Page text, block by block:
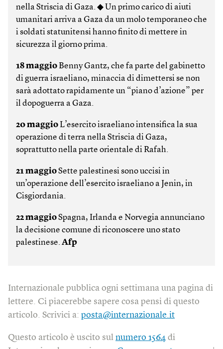
nella Striscia di Gaza. ◆ Un primo carico di aiuti
umanitari arriva a Gaza da un molo temporaneo che
i soldati statunitensi hanno finito di mettere in
sicurezza il giorno prima.
18 maggioBenny Gantz, che fa parte del gabinetto
di guerra israeliano, minaccia di dimettersi se non
sarà adottato rapidamente un “piano d’azione” per
il dopoguerra a Gaza.
20 maggioL’esercito israeliano intensifica la sua
operazione di terra nella Striscia di Gaza,
soprattutto nella parte orientale di Rafah.
21 maggioSette palestinesi sono uccisi in
un’operazione dell’esercito israeliano a Jenin, in
Cis­giordania.
22 maggioSpagna, Irlanda e Norvegia annunciano
la decisione comune di riconoscere uno stato
palestinese.Afp
Internazionale pubblica ogni settimana una pagina di
lettere. Ci piacerebbe sapere cosa pensi di questo
articolo. Scrivici a: posta@internazionale.it
Questo articolo è uscito sul numero 1564 di